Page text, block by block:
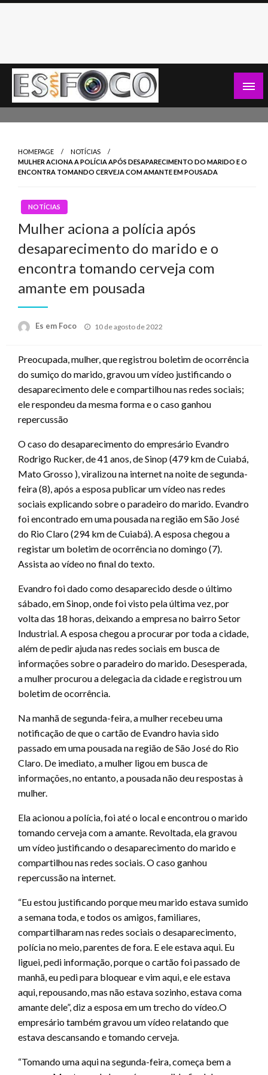
Skip
HOMEPAGE
NOTÍCIAS
MULHER ACIONA A POLÍCIA APÓS DESAPARECIMENTO DO MARIDO E O
ENCONTRA TOMANDO CERVEJA COM AMANTE EM POUSADA
NOTÍCIAS
Mulher aciona a polícia após
desaparecimento do marido e o
encontra tomando cerveja com
amante em pousada
Es em Foco
Posted
10 de agosto de 2022
Preocupada, mulher, que registrou boletim de ocorrência
do sumiço do marido, gravou um vídeo justificando o
desaparecimento dele e compartilhou nas redes sociais;
ele respondeu da mesma forma e o caso ganhou
repercussão
O caso do desaparecimento do empresário Evandro
Rodrigo Rucker, de 41 anos, de Sinop (479 km de Cuiabá,
Mato Grosso ), viralizou na internet na noite de segunda-
feira (8), após a esposa publicar um vídeo nas redes
sociais explicando sobre o paradeiro do marido. Evandro
foi encontrado em uma pousada na região em São José
do Rio Claro (294 km de Cuiabá). A esposa chegou a
registar um boletim de ocorrência no domingo (7).
Assista ao vídeo no final do texto.
Evandro foi dado como desaparecido desde o último
sábado, em Sinop, onde foi visto pela última vez, por
volta das 18 horas, deixando a empresa no bairro Setor
Industrial. A esposa chegou a procurar por toda a cidade,
além de pedir ajuda nas redes sociais em busca de
informações sobre o paradeiro do marido. Desesperada,
a mulher procurou a delegacia da cidade e registrou um
boletim de ocorrência.
Na manhã de segunda-feira, a mulher recebeu uma
notificação de que o cartão de Evandro havia sido
passado em uma pousada na região de São José do Rio
Claro. De imediato, a mulher ligou em busca de
informações, no entanto, a pousada não deu respostas à
mulher.
Ela acionou a polícia, foi até o local e encontrou o marido
tomando cerveja com a amante. Revoltada, ela gravou
um vídeo justificando o desaparecimento do marido e
compartilhou nas redes sociais. O caso ganhou
repercussão na internet.
“Eu estou justificando porque meu marido estava sumido
a semana toda, e todos os amigos, familiares,
compartilharam nas redes sociais o desaparecimento,
polícia no meio, parentes de fora. E ele estava aqui. Eu
liguei, pedi informação, porque o cartão foi passado de
manhã, eu pedi para bloquear e vim aqui, e ele estava
aqui, repousando, mas não estava sozinho, estava coma
amante dele”, diz a esposa em um trecho do vídeo.O
empresário também gravou um vídeo relatando que
estava descansando e tomando cerveja.
“Tomando uma aqui na segunda-feira, começa bem a